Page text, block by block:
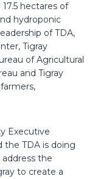
hectares of
hydroponic
of TDA,
Tigray
of Agricultural
and Tigray
Executive
the TDA is doing
the
to create a